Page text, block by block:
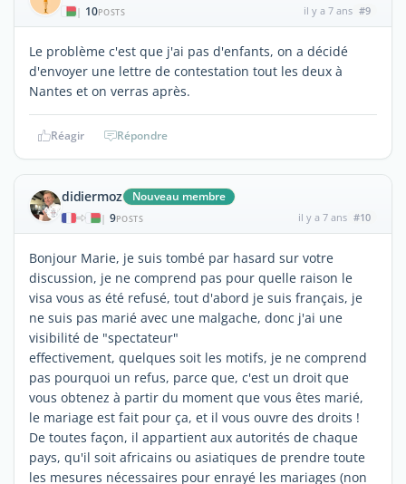
| 10POSTS il y a 7 ans #9
Le problème c'est que j'ai pas d'enfants, on a décidé
d'envoyer une lettre de contestation tout les deux à
Nantes et on verras après.
Réagir Répondre
didiermoz Nouveau membre
| 9POSTS il y a 7 ans #10
Bonjour Marie, je suis tombé par hasard sur votre
discussion, je ne comprend pas pour quelle raison le
visa vous as été refusé, tout d'abord je suis français, je
ne suis pas marié avec une malgache, donc j'ai une
visibilité de "spectateur"
effectivement, quelques soit les motifs, je ne comprend
pas pourquoi un refus, parce que, c'est un droit que
vous obtenez à partir du moment que vous êtes marié,
le mariage est fait pour ça, et il vous ouvre des droits !
De toutes façon, il appartient aux autorités de chaque
pays, qu'il soit africains ou asiatiques de prendre toute
les mesures nécessaires pour enrayé les mariages (non